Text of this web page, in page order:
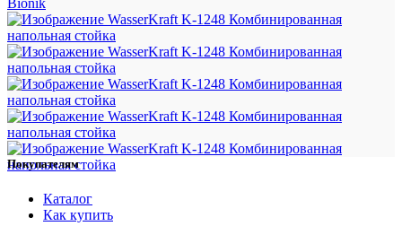
Bionik
Покупателям
Каталог
Как купить